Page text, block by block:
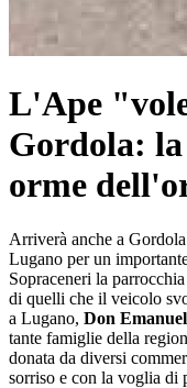
L'Ape
Gordola: la
orme
Arriverà anche a
Lugano per un
Sopraceneri la
di quelli che il veicolo
a Lugano, Don
tante famiglie della
donata da diversi
sorriso e con la voglia di